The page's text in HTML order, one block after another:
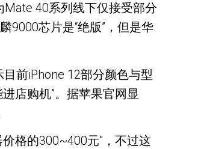
40系列线下仅接受部分
9000芯片是“绝版”，但是华
前iPhone 12部分颜色与型
店购机”。据苹果官网显
格的300~400元”，不过这